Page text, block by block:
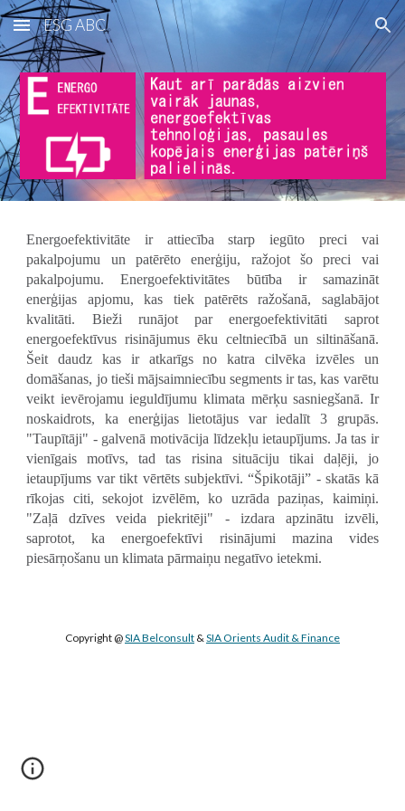
Skip to main content Skip to navigation
ESG ABC
Energoefektivitāte ir attiecība starp iegūto preci vai
pakalpojumu un patērēto enerģiju, ražojot šo preci vai
pakalpojumu. Energoefektivitātes būtība ir samazināt
enerģijas apjomu, kas tiek patērēts ražošanā, saglabājot
kvalitāti. Bieži runājot par energoefektivitāti saprot
energoefektīvus risinājumus ēku celtniecībā un siltināšanā.
Šeit daudz kas ir atkarīgs no katra cilvēka izvēles un
domāšanas, jo tieši mājsaimniecību segments ir tas, kas varētu
veikt ievērojamu ieguldījumu klimata mērķu sasniegšanā. Ir
noskaidrots, ka enerģijas lietotājus var iedalīt 3 grupās.
"Taupītāji" - galvenā motivācija līdzekļu ietaupījums. Ja tas ir
vienīgais motīvs, tad tas risina situāciju tikai daļēji, jo
ietaupījums var tikt vērtēts subjektīvi. “Špikotāji” - skatās kā
rīkojas citi, sekojot izvēlēm, ko uzrāda paziņas, kaimiņi.
"Zaļā dzīves veida piekritēji" - izdara apzinātu izvēli,
saprotot, ka energoefektīvi risinājumi mazina vides
piesārņošanu un klimata pārmaiņu negatīvo ietekmi.
Copyright @ SIA Belconsult & SIA Orients Audit & Finance